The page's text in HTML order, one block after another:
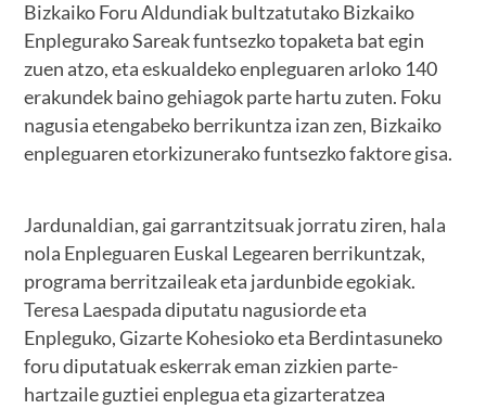
Bizkaiko Foru Aldundiak bultzatutako Bizkaiko
Enplegurako Sareak funtsezko topaketa bat egin
zuen atzo, eta eskualdeko enpleguaren arloko 140
erakundek baino gehiagok parte hartu zuten. Foku
nagusia etengabeko berrikuntza izan zen, Bizkaiko
enpleguaren etorkizunerako funtsezko faktore gisa.
Jardunaldian, gai garrantzitsuak jorratu ziren, hala
nola Enpleguaren Euskal Legearen berrikuntzak,
programa berritzaileak eta jardunbide egokiak.
Teresa Laespada diputatu nagusiorde eta
Enpleguko, Gizarte Kohesioko eta Berdintasuneko
foru diputatuak eskerrak eman zizkien parte-
hartzaile guztiei enplegua eta gizarteratzea